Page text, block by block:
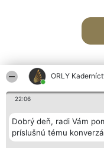
ORLY
22:06
Dobrý deň, radi Vám
príslušnú tému
Organizátor hodnotenia
Bright Side Solutions sp. z o.
o. sp. k.